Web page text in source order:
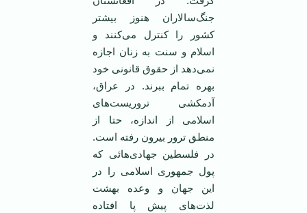
جنگ‌سالاران هنوز بيشتر
کشور را کنترل می‌کنند و
اسلام و سنت به زنان اجازه
نمی‌دهد از حقوق قانونی خود
بهره تمام ببرند. در عراق،
آدمکشی تروريست‌های
اسلامی از اندازه، حتا از
منطق ترور بيرون رفته است.
در فلسطين جهادی‌هائی که
پول جمهوری اسلامی را در
اين جهان و وعده بهشت
لذت‌های پيش پا افتاده